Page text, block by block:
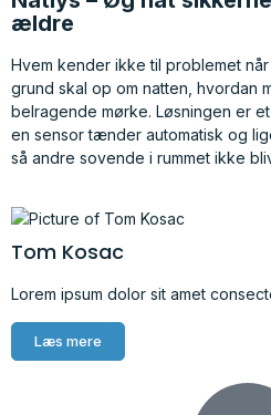
ældre
Hvem kender ikke til problemet
grund skal op om natten, hvordan
belragende mørke. Løsningen er
en sensor tænder automatisk og
så andre sovende i rummet ikke
Tom Kosac
Lorem ipsum dolor sit amet
Læs mere